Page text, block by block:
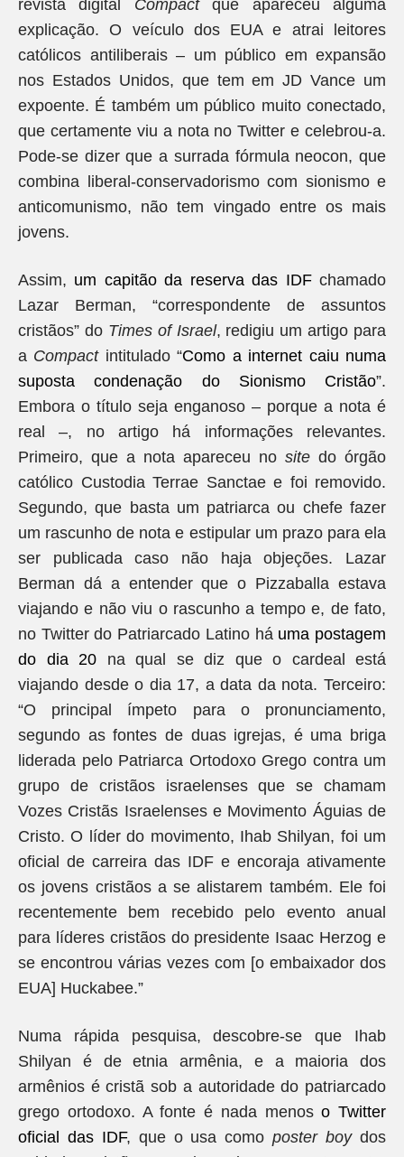
revista digital Compactque apareceu alguma
explicação. O veículo dos EUA e atrai leitores
católicos antiliberais – um público em expansão
nos Estados Unidos, que tem em JD Vance um
expoente. É também um público muito conectado,
que certamente viu a nota no Twitter e celebrou-a.
Pode-se dizer que a surrada fórmula neocon, que
combina liberal-conservadorismo com sionismo e
anticomunismo, não tem vingado entre os mais
jovens.
Assim, um capitão da reserva das IDFchamado
Lazar Berman, “correspondente de assuntos
cristãos” do Times of Israel, redigiu um artigo para
a Compactintitulado “Como a internet caiu numa
suposta condenação do Sionismo Cristão”.
Embora o título seja enganoso – porque a nota é
real –, no artigo há informações relevantes.
Primeiro, que a nota apareceu no site do órgão
católico Custodia Terrae Sanctae e foi removido.
Segundo, que basta um patriarca ou chefe fazer
um rascunho de nota e estipular um prazo para ela
ser publicada caso não haja objeções. Lazar
Berman dá a entender que o Pizzaballa estava
viajando e não viu o rascunho a tempo e, de fato,
no Twitter do Patriarcado Latino há uma postagem
do dia 20 na qual se diz que o cardeal está
viajando desde o dia 17, a data da nota. Terceiro:
“O principal ímpeto para o pronunciamento,
segundo as fontes de duas igrejas, é uma briga
liderada pelo Patriarca Ortodoxo Grego contra um
grupo de cristãos israelenses que se chamam
Vozes Cristãs Israelenses e Movimento Águias de
Cristo. O líder do movimento, Ihab Shilyan, foi um
oficial de carreira das IDF e encoraja ativamente
os jovens cristãos a se alistarem também. Ele foi
recentemente bem recebido pelo evento anual
para líderes cristãos do presidente Isaac Herzog e
se encontrou várias vezes com [o embaixador dos
EUA] Huckabee.”
Numa rápida pesquisa, descobre-se que Ihab
Shilyan é de etnia armênia, e a maioria dos
armênios é cristã sob a autoridade do patriarcado
grego ortodoxo. A fonte é nada menoso Twitter
oficial das IDF, que o usa comoposter boydos